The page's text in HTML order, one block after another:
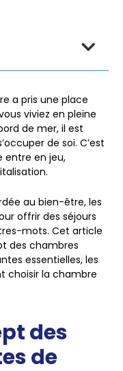
a pris une place
viviez en pleine
de mer, il est
de soi. C’est
entre en jeu,
au bien-être, les
offrir des séjours
mots. Cet article
des chambres
essentielles, les
choisir la chambre
des
de